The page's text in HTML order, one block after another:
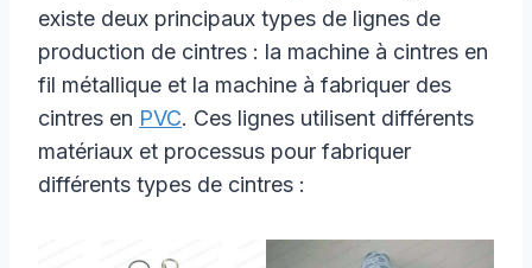
existe deux principaux types de lignes de
production de cintres : la machine à cintres en
fil métallique et la machine à fabriquer des
cintres en PVC. Ces lignes utilisent différents
matériaux et processus pour fabriquer
différents types de cintres :